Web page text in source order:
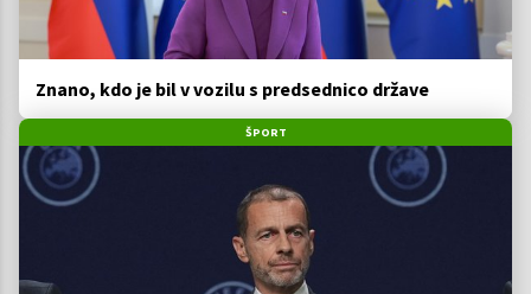
Znano, kdo je bil v vozilu s predsednico države
ŠPORT